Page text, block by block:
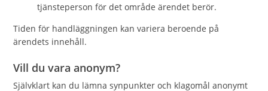
tjänsteperson för det område ärendet berör.
Tiden för handläggningen kan variera beroende på
ärendets innehåll.
Vill du vara anonym?
Självklart kan du lämna synpunkter och klagomål anonymt